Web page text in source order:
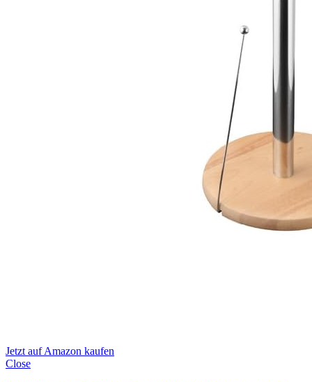
Jetzt auf Amazon kaufen
Close